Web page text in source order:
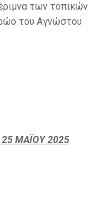
των τοπικών
του Αγνώστου
ΜΑΪΟΥ 2025